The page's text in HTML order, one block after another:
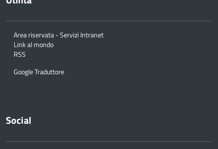
Area riservata - Servizi Intranet
Link al mondo
RSS
Google Traduttore
Social